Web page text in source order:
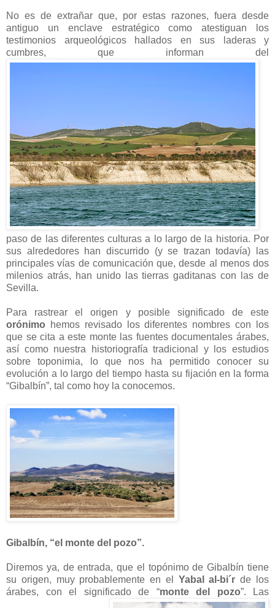
No es de extrañar que, por estas razones, fuera desde
antiguo un enclave estratégico como atestiguan los
testimonios arqueológicos hallados en sus laderas y
cumbres, que informan del
paso de las diferentes culturas a lo largo de la historia. Por
sus alrededores han discurrido (y se trazan todavía) las
principales vías de comunicación que, desde al menos dos
milenios atrás, han unido las tierras gaditanas con las de
Sevilla.
Para rastrear el origen y posible significado de este
orónimo hemos revisado los diferentes nombres con los
que se cita a este monte las fuentes documentales árabes,
así como nuestra historiografía tradicional y los estudios
sobre toponimia, lo que nos ha permitido conocer su
evolución a lo largo del tiempo hasta su fijación en la forma
“Gibalbín”, tal como hoy la conocemos.
Gibalbín, “el monte del pozo”.
Diremos ya, de entrada, que el topónimo de Gibalbín tiene
su origen, muy probablemente en el Yabal al-bi´r de los
árabes, con el significado de “monte del pozo”. Las